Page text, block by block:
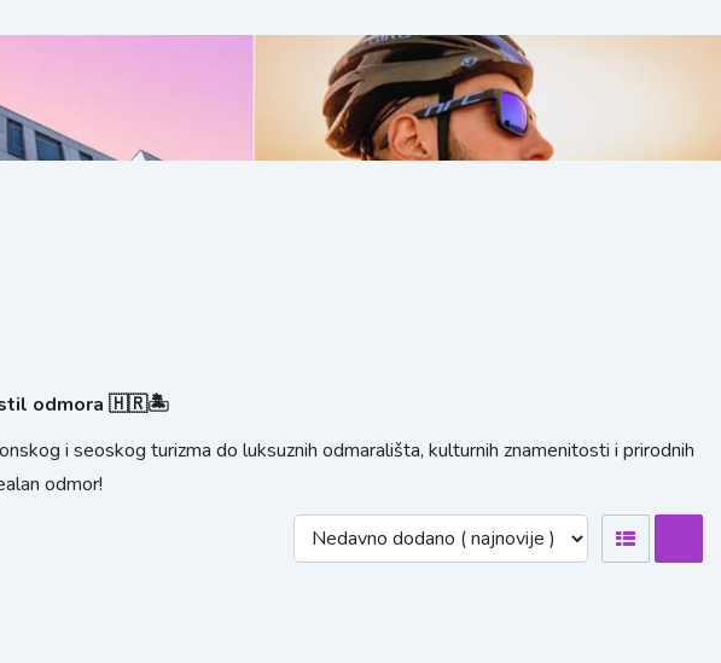
stil odmora 🇭🇷🏝️
i seoskog turizma do luksuznih odmarališta, kulturnih znamenitosti i prirodnih
odmor!